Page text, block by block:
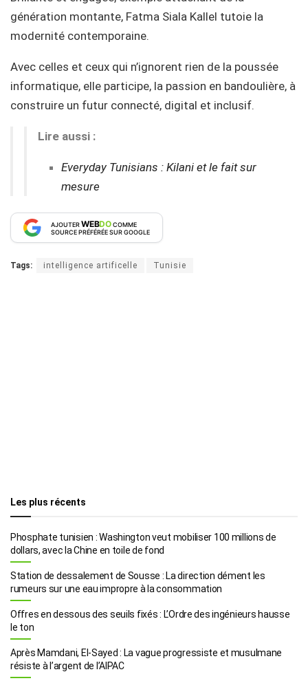
génération montante, Fatma Siala Kallel tutoie la
modernité contemporaine.
Avec celles et ceux qui n’ignorent rien de la poussée
informatique, elle participe, la passion en bandoulière, à
construire un futur connecté, digital et inclusif.
Lire aussi :
Everyday Tunisians : Kilani et le fait sur
mesure
AJOUTERWEBDOCOMME
SOURCE PRÉFÉRÉE SUR GOOGLE
Tags: intelligence artificelle Tunisie
Les plus récents
Phosphate tunisien : Washington veut mobiliser 100 millions de
dollars, avec la Chine en toile de fond
Station de dessalement de Sousse : La direction dément les
rumeurs sur une eau impropre à la consommation
Offres en dessous des seuils fixés : L’Ordre des ingénieurs hausse
le ton
Après Mamdani, El-Sayed : La vague progressiste et musulmane
résiste à l’argent de l’AIPAC